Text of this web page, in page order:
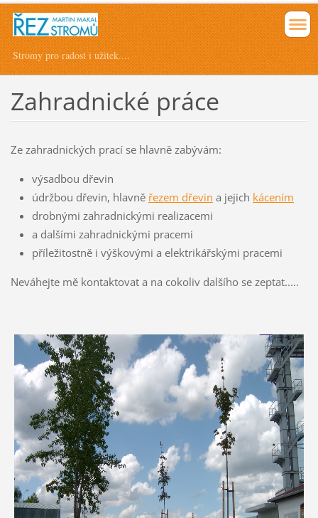
Stromy pro radost i užitek....
Zahradnické práce
Ze zahradnických prací se hlavně zabývám:
výsadbou dřevin
údržbou dřevin, hlavně řezem dřevin a jejich kácením
drobnými zahradnickými realizacemi
a dalšími zahradnickými pracemi
příležitostně i výškovými a elektrikářskými pracemi
Neváhejte mě kontaktovat a na cokoliv dalšího se zeptat.....